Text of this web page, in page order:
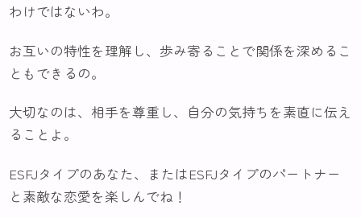
わけではないわ。
お互いの特性を理解し、歩み寄ることで関係を深めるこ
ともできるの。
大切なのは、相手を尊重し、自分の気持ちを素直に伝え
ることよ。
ESFJタイプのあなた、またはESFJタイプのパートナー
と素敵な恋愛を楽しんでね！